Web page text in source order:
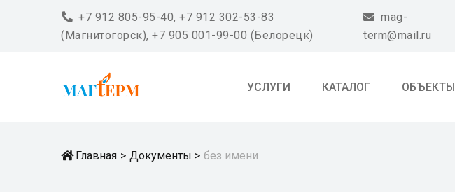
+7 912 805-95-40, +7 912 302-53-83
(Магнитогорск), +7 905 001-99-00 (Белорецк)
icon
mag-
term@mail.ru
УСЛУГИ КАТАЛОГ ОБЪЕКТЫ
icon
Главная Документы без имени